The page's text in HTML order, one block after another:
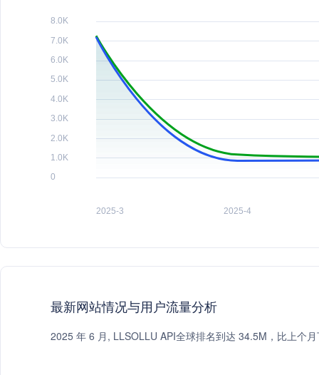
最新网站情况与用户流量分析
2025 年 6 月, LLSOLLU API全球排名到达 34.5M，比上个